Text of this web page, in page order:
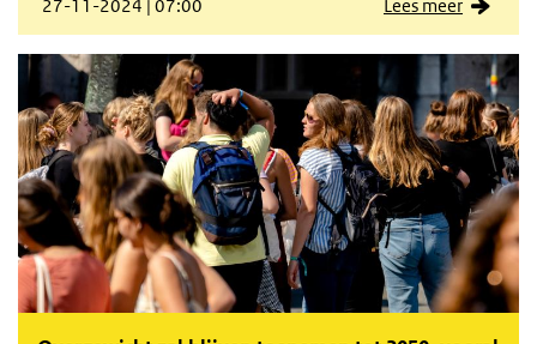
27-11-2024 | 07:00 Lees meer